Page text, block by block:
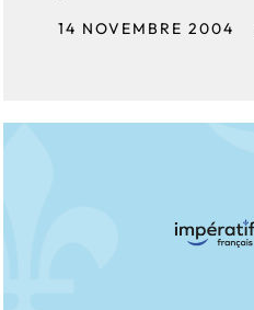
14 NOVEMBRE 2004